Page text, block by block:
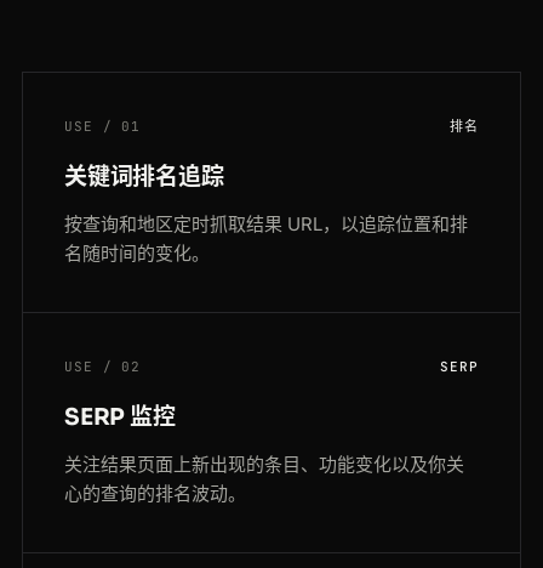
USE / 01 排名
关键词排名追踪
按查询和地区定时抓取结果 URL，以追踪位置和排
名随时间的变化。
USE / 02 SERP
SERP 监控
关注结果页面上新出现的条目、功能变化以及你关
心的查询的排名波动。